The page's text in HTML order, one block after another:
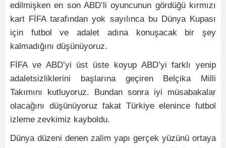
edilmişken en son ABD’li oyuncunun gördüğü kırmızı
kart FİFA tarafından yok sayılınca bu Dünya Kupası
için futbol ve adalet adına konuşacak bir şey
kalmadığını düşünüyoruz.
FİFA ve ABD’yi üst üste koyup ABD’yi farklı yenip
adaletsizliklerini başlarına geçiren Belçika Milli
Takımını kutluyoruz. Bundan sonra iyi müsabakalar
olacağını düşünüyoruz fakat Türkiye elenince futbol
izleme zevkimiz kayboldu.
Dünya düzeni denen zalim yapı gerçek yüzünü ortaya